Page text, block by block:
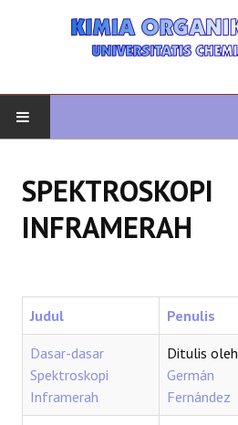
KIMIA ORGANIK
HETEROCYCLES
SPEKTROSKOPI
SPEKTROSKOPI
INFRAMERAH
Judul Penulis
Dasar-dasar
Spektroskopi
Inframerah
Ditulis oleh
Germán
Fernández